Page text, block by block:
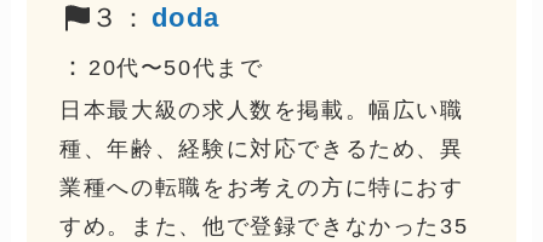
３： doda
： 20代〜50代まで
日本最大級の求人数を掲載。幅広い職
種、年齢、経験に対応できるため、異
業種への転職をお考えの方に特におす
すめ。また、他で登録できなかった35